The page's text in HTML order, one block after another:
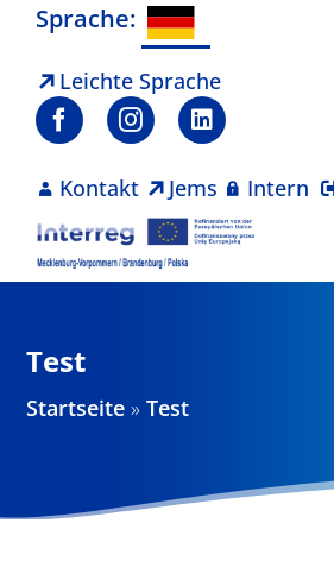
Zum
springen
Sprache:
Leichte Sprache
Kontakt Jems Intern
Projekte
Test
Startseite »Test